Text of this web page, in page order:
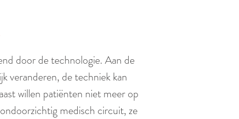
door de technologie. Aan de
veranderen, de techniek kan
willen patiënten niet meer op
medisch circuit, ze